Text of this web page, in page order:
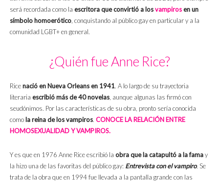
será recordada como la escritora que convirtió a losvampirosen un
símbolo homoerótico, conquistando al público gay en particular y a la
comunidad LGBT+ en general.
¿Quién fue Anne Rice?
Ricenació en Nueva Orleans en 1941. A lo largo de su trayectoria
literaria escribió más de 40 novelas, aunque algunas las firmó con
seudónimos. Por las características de su obra, pronto sería conocida
como la reina de los vampiros. CONOCE LA RELACIÓN ENTRE
HOMOSEXUALIDAD Y VAMPIROS.
Y es que en 1976 Anne Rice escribió la obra que la catapultó a la famay
la hizo una de las favoritas del público gay: Entrevista con el vampiro. Se
trata de la obra que en 1994 fue llevada a la pantalla grande con las